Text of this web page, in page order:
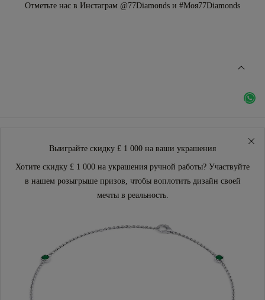
Отметьте нас в Инстаграм @77Diamonds и #Моя77Diamonds
Выиграйте скидку £ 1 000 на ваши украшения
Хотите скидку £ 1 000 на украшения ручной работы? Участвуйте
в нашем розыгрыше призов, чтобы воплотить дизайн своей
мечты в реальность.